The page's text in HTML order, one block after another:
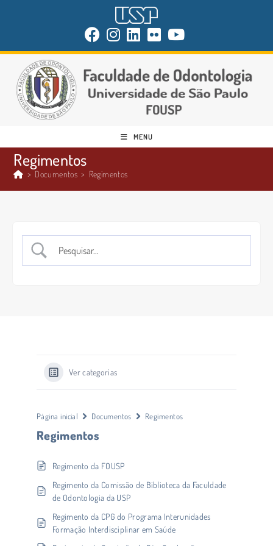
MENU
Regimentos
> Documentos > Regimentos
Ver categorias
Página inicial Documentos Regimentos
Regimentos
Regimento da FOUSP
Regimento da Comissão de Biblioteca da Faculdade
de Odontologia da USP
Regimento da CPG do Programa Interunidades
Formação Interdisciplinar em Saúde